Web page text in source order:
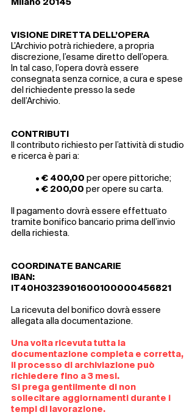
VISIONE DIRETTA DELL’OPERA
L’Archivio potrà richiedere, a propria
discrezione, l’esame diretto dell’opera.
In tal caso, l’opera dovrà essere
consegnata senza cornice, a cura e spese
del richiedente presso la sede
dell’Archivio.
CONTRIBUTI
Il contributo richiesto per l’attività di studio
e ricerca è pari a:
• € 400,00 per opere pittoriche;
• € 200,00 per opere su carta.
Il pagamento dovrà essere effettuato
tramite bonifico bancario prima dell’invio
della richiesta.
COORDINATE BANCARIE
IBAN:
IT40H0323901600100000456821
La ricevuta del bonifico dovrà essere
allegata alla documentazione.
Una volta ricevuta tutta la
documentazione completa e corretta,
il processo di archiviazione può
richiedere fino a 3 mesi.
Si prega gentilmente di non
sollecitare aggiornamenti durante i
tempi di lavorazione.​